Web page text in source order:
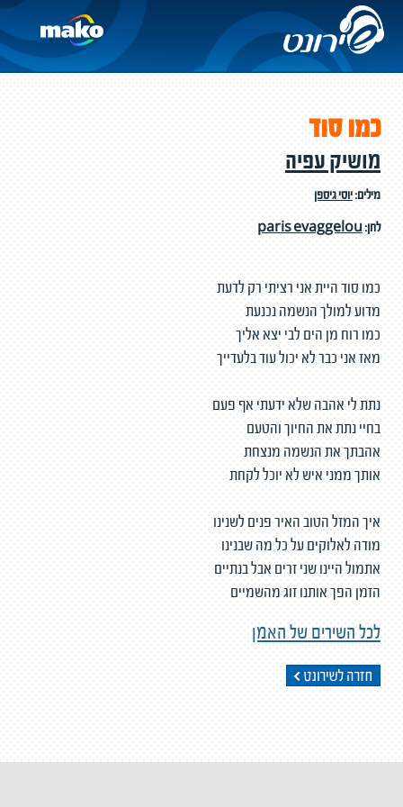
כמו סוד
מושיק עפיה
מילים:יוסי גיספן
לחן:paris evaggelou
כמו סוד היית אני רציתי רק לדעת
מדוע למולך הנשמה נכנעת
כמו רוח מן הים לבי יצא אליך
מאז אני כבר לא יכול עוד בלעדייך
נתת לי אהבה שלא ידעתי אף פעם
בחיי נתת את החיוך והטעם
אהבתך את הנשמה מנצחת
אותך ממני איש לא יוכל לקחת
איך המזל הטוב האיר פנים לשנינו
מודה לאלוקים על כל מה שבנינו
אתמול היינו שני זרים אבל בנתיים
הזמן הפך אותנו זוג מהשמיים
לכל השירים של האמן